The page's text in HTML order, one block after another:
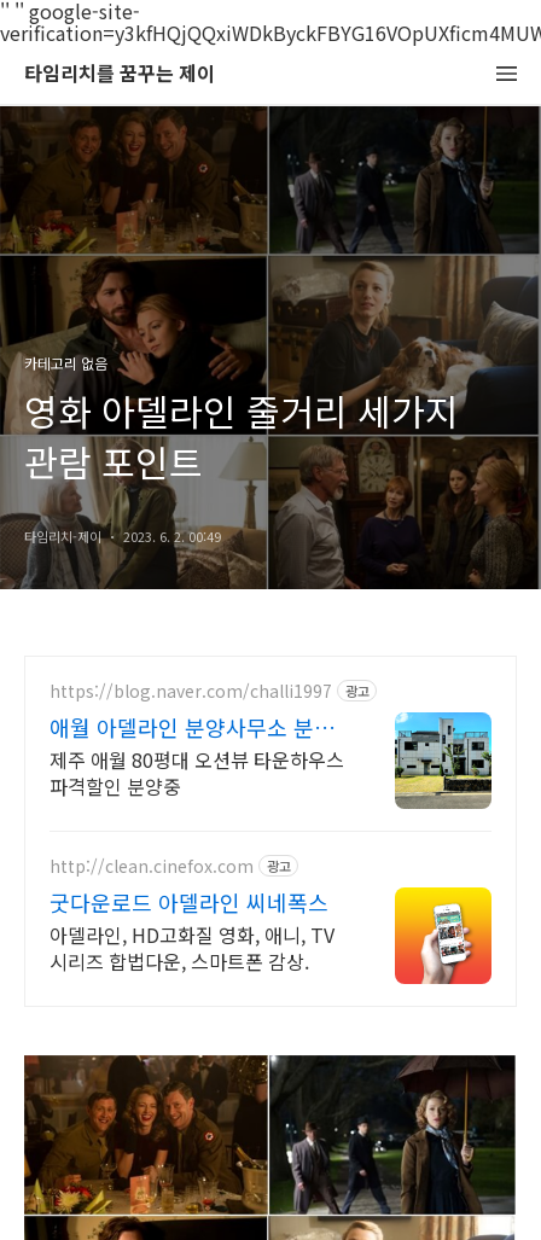
'' '' google-site-
타임리치를 꿈꾸는 제이
카테고리 없음
영화 아델라인 줄거리 세가지
관람 포인트
타임리치-제이 2023. 6. 2. 00:49
https://blog.naver.com/challi1997 광고
애월 아델라인 분양사무소 분양
문의 1533-9O82
제주 애월 80평대 오션뷰 타운하우스
파격할인 분양중
http://clean.cinefox.com 광고
굿다운로드 아델라인 씨네폭스
아델라인, HD고화질 영화, 애니, TV
시리즈 합법다운, 스마트폰 감상.